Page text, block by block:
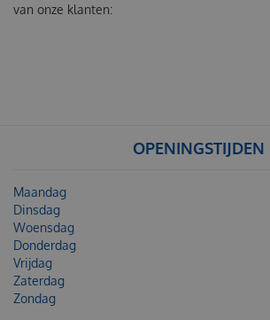
van onze klanten:
OPENINGSTIJDEN
Maandag
Dinsdag
Woensdag
Donderdag
Vrijdag
Zaterdag
Zondag